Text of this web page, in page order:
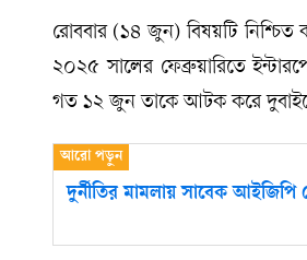
রোববার (১৪ জুন) বিষয়টি নিশ্চিত
২০২৫ সালের ফেব্রুয়ারিতে
গত ১২ জুন তাকে আটক করে
দুর্নীতির মামলায় সাবেক আইজিপি